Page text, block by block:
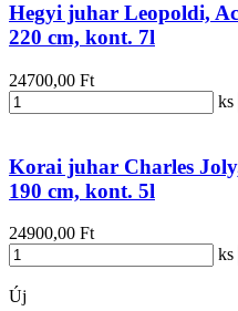
Hegyi juhar Leopoldi,
220 cm, kont. 7l
24700,00 Ft
ks
Korai juhar Charles
190 cm, kont. 5l
24900,00 Ft
ks
Új